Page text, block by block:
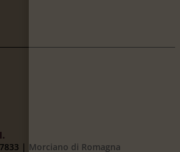
| Morciano di Romagna